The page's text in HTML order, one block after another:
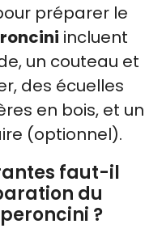
préparer le
incluent
un couteau et
des écuelles
en bois, et un
(optionnel).
faut-il
du
?